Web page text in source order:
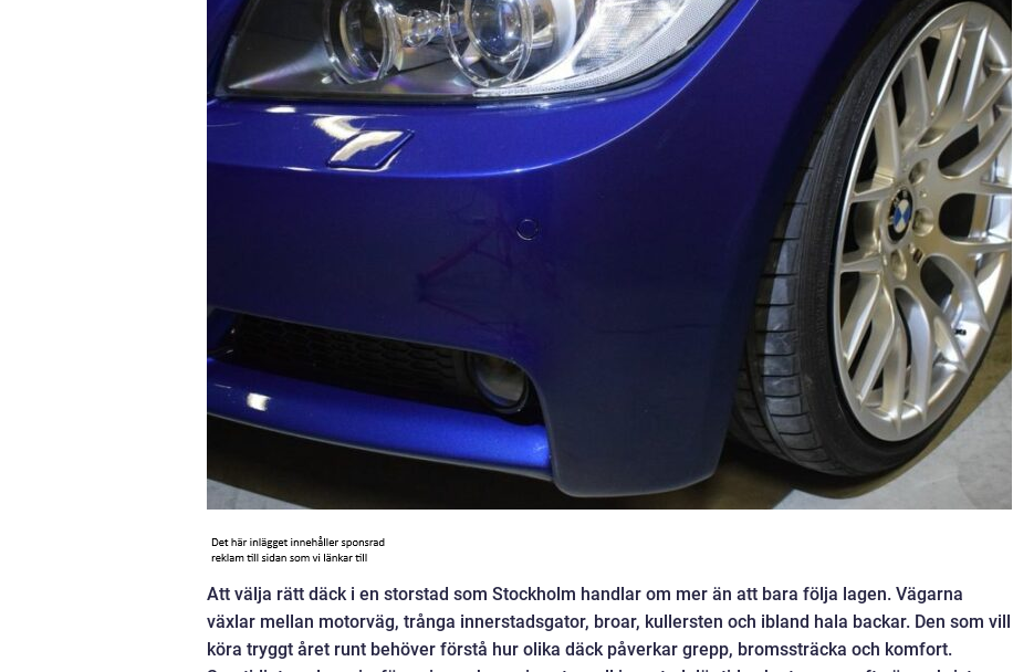
Att välja rätt däck i en storstad som Stockholm handlar om mer än att bara följa lagen. Vägarna
växlar mellan motorväg, trånga innerstadsgator, broar, kullersten och ibland hala backar. Den som vill
köra tryggt året runt behöver förstå hur olika däck påverkar grepp, bromssträcka och komfort.